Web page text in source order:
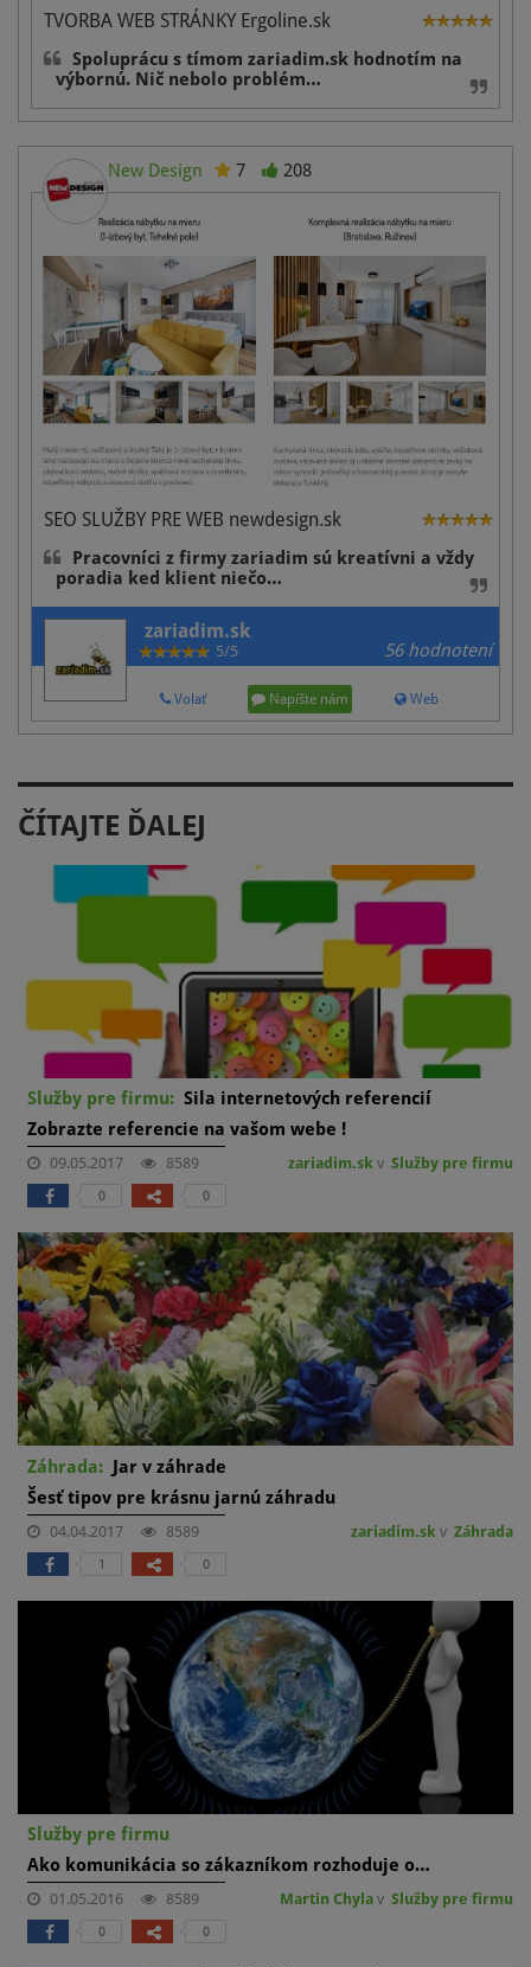
TVORBA WEB STRÁNKY Ergoline.sk
Spoluprácu s tímom zariadim.sk hodnotím na
výbornú. Nič nebolo problém…
New Design 7 208
SEO SLUŽBY PRE WEB newdesign.sk
Pracovníci z firmy zariadim sú kreatívni a vždy
poradia ked klient niečo…
zariadim.sk
5/5 56 hodnotení
Volať Napíšte nám Web
ČÍTAJTE ĎALEJ
Služby pre firmu: Sila internetových referencií
Zobrazte referencie na vašom webe !
09.05.2017 8589 zariadim.sk v Služby pre firmu
0 0
Záhrada: Jar v záhrade
Šesť tipov pre krásnu jarnú záhradu
04.04.2017 8589 zariadim.sk v Záhrada
1 0
Služby pre firmu
Ako komunikácia so zákazníkom rozhoduje o…
01.05.2016 8589 Martin Chyla v Služby pre firmu
0 0